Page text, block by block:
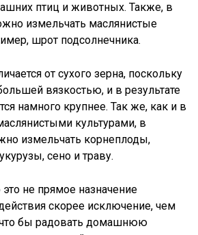
птиц и животных. Также, в
измельчать маслянистые
шрот подсолнечника.
от сухого зерна, поскольку
вязкостью, и в результате
намного крупнее. Так же, как и в
культурами, в
измельчать корнеплоды,
сено и траву.
это не прямое назначение
скорее исключение, чем
что бы радовать домашнюю